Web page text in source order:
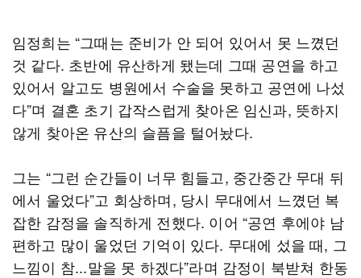
임정희는 “그때는 준비가 안 되어 있어서 못 느꼈던
것 같다. 초반에 유산하게 됐는데 그때 공연을 하고
있어서 알고도 병원에서 수술을 못하고 공연에 나섰
다”며 결혼 초기 갑작스럽게 찾아온 임신과, 뜻하지
않게 찾아온 유산의 슬픔을 털어놨다.
그는 “그런 순간들이 너무 힘들고, 중간중간 무대 뒤
에서 울었다”고 회상하며, 당시 무대에서 느꼈던 복
잡한 감정을 솔직하게 전했다. 이어 “공연 후에야 남
편하고 많이 울었던 기억이 있다. 무대에 섰을 때, 그
느낌이 참...말을 못 하겠다”라며 감정이 북받쳐 한동